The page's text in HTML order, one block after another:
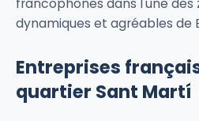
dynamiques et agréables de
Entreprises
quartier Sant Martí